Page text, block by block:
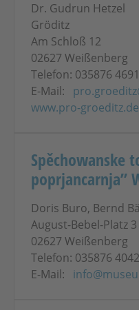
Dr. Gudrun Hetzel
Gröditz
Am Schloß 12
02627 Weißenberg
Telefon: 035876
E-Mail:
www.pro-groeditz.de
Spěchowanske
poprjancarnja”
Doris Buro, Bernd
August-Bebel-Platz 3
02627 Weißenberg
Telefon: 035876
E-Mail: